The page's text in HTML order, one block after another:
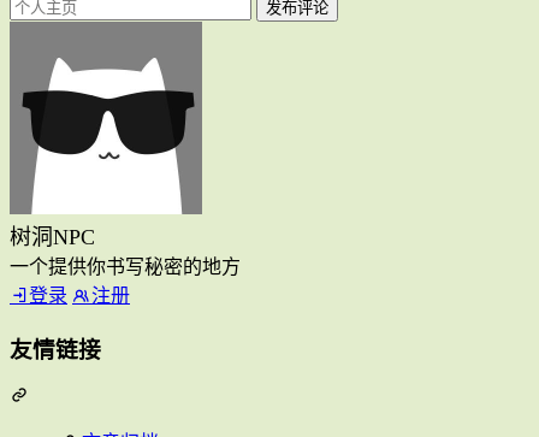
树洞NPC
一个提供你书写秘密的地方
登录
注册
友情链接